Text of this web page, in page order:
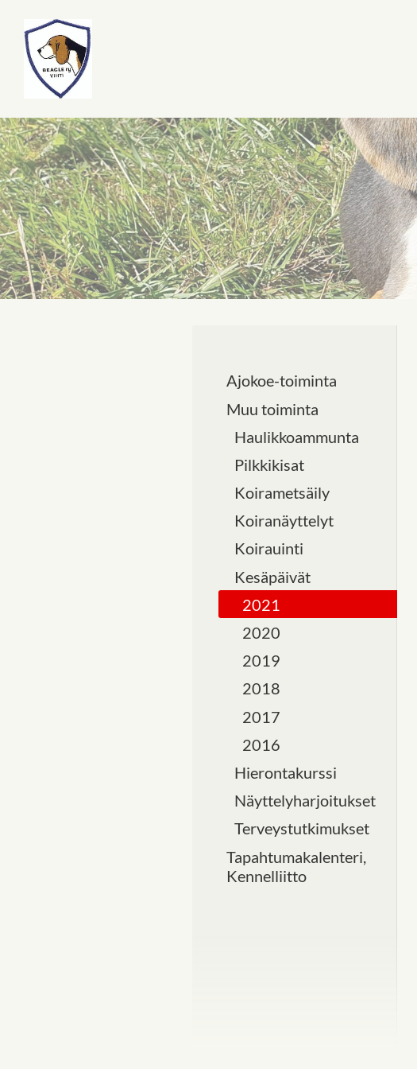
Siirry
sivun
sisältöön
Kennelpiiri 2
Ajokoe-toiminta
Muu toiminta
Haulikkoammunta
Pilkkikisat
Koirametsäily
Koiranäyttelyt
Koirauinti
Kesäpäivät
2021
2020
2019
2018
2017
2016
Hierontakurssi
Näyttelyharjoitukset
Terveystutkimukset
Tapahtumakalenteri,
Kennelliitto